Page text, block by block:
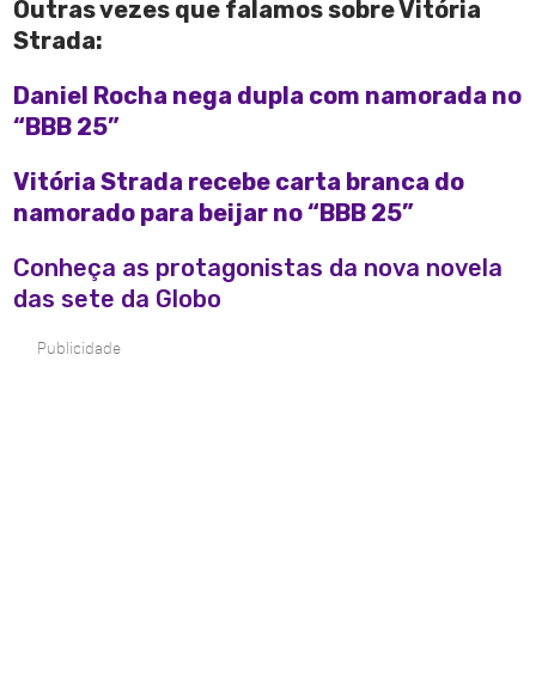
Outras vezes que falamos sobre Vitória
Strada:
Daniel Rocha nega dupla com namorada no
“BBB 25”
Vitória Strada recebe carta branca do
namorado para beijar no “BBB 25”
Conheça as protagonistas da nova novela
das sete da Globo
Publicidade